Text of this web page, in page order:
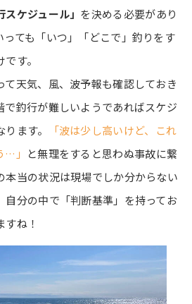
スケジュール」 を決める必要があり
っても「いつ」「どこで」釣りをす
す。
て天気、風、波予報も確認しておき
で釣行が難しいようであればスケジ
ます。
「波は少し高いけど、これ
…」
と無理をすると思わぬ事故に繋
当の状況は現場でしか分からない
自分の中で「判断基準」を持ってお
ね！